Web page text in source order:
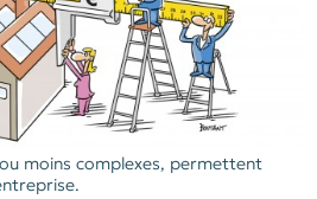
moins complexes, permettent